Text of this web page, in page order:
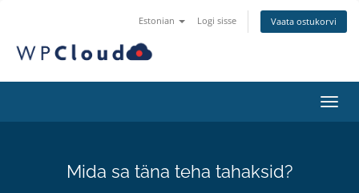
Estonian Logi sisse Vaata ostukorvi
Mida sa täna teha tahaksid?